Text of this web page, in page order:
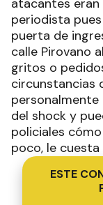
periodista
puerta de
calle Pirovano
gritos o
circunstancias
del shock y
policiales
poco, le cuesta
ESTE